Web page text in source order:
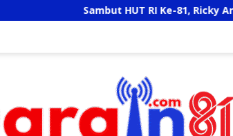
Sambut HUT RI Ke-81, Ricky Anthony Buka